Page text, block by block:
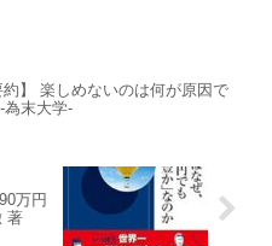
約】 楽しめないのは何が原因で
為末大学-
万円
著